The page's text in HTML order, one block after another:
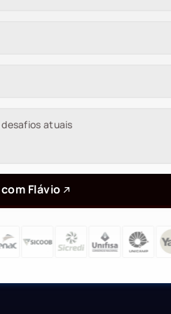
Flávio